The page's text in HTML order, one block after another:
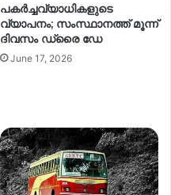
പകര്‍ച്ചവ്യാധികളുടെ
വ്യാപനം; സംസ്ഥാനത്ത് മൂന്ന്
ദിവസം ഡ്രൈ ഡേ
June 17, 2026